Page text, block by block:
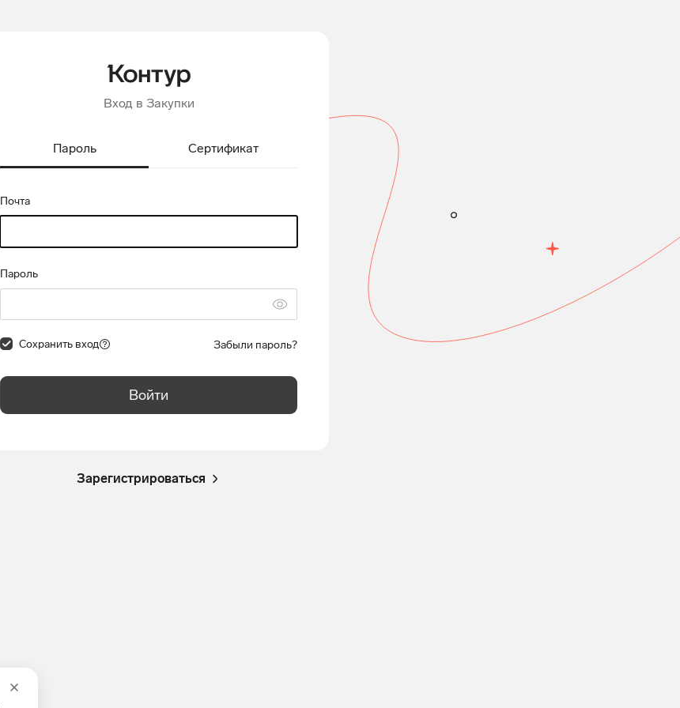
Вход в Закупки
Пароль Сертификат
Почта
Пароль
Сохранить вход Забыли пароль?
Войти
Зарегистрироваться